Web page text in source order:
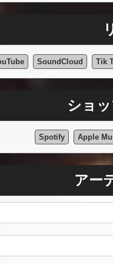
SoundCloud Tik
ショ
Spotify Apple
アー